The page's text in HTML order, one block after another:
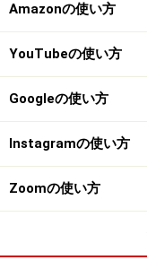
画面の指示に従っ
す。
これで登録手続きは
さっそく「国盗り
※記事内容は執筆時点
Amazonの使い方
YouTubeの使い方
Googleの使い方
Instagramの使い方
Zoomの使い方